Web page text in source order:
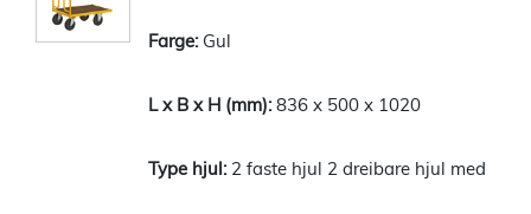
Gul
836 x 500 x 1020
2 faste hjul 2 dreibare hjul med